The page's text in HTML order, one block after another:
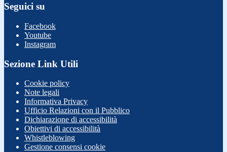
Seguici su
Facebook
Youtube
Instagram
Sezione Link Utili
Cookie policy
Note legali
Informativa Privacy
Ufficio Relazioni con il Pubblico
Dichiarazione di accessibilità
Obiettivi di accessibilità
Whistleblowing
Gestione consensi cookie